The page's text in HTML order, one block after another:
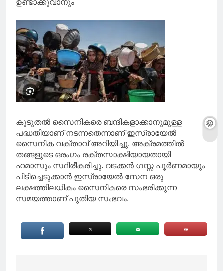
ഉണ്ടാക്കുവാനും
കൂടുതൽ സൈനികരെ ബന്ദികളാക്കാനുമുള്ള
പദ്ധതിയാണ് നടന്നതെന്നാണ് ഇസ്രായേൽ
സൈനിക വക്താവ് അറിയിച്ചു. അക്രമത്തിൽ
തങ്ങളുടെ ഒരംഗം രക്തസാക്ഷിയായതായി
ഹമാസും സ്ഥിരീകരിച്ചു. വടക്കൻ ഗസ്സ പൂർണമായും
പിടിച്ചെടുക്കാൻ ഇസ്രായേൽ സേന ഒരു
ലക്ഷത്തിലധികം സൈനികരെ സംഭരിക്കുന്ന
സമയത്താണ് പുതിയ സംഭവം.